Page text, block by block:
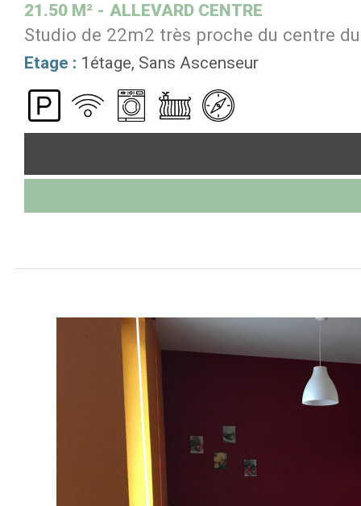
21.50 M² ALLEVARD CENTRE
Studio de 22m2 très proche du centre
Etage : 1étage Sans Ascenseur